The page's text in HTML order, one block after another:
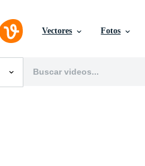
Vectores Fotos